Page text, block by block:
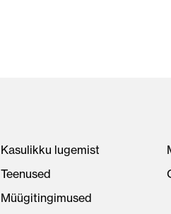
Kasulikku lugemist
Teenused
Müügitingimused